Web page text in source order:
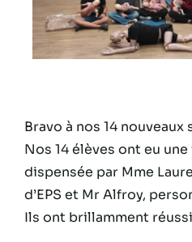
Bravo à nos 14
Nos 14 élèves ont eu
dispensée par Mme
d’EPS et Mr Alfroy,
Ils ont brillamment